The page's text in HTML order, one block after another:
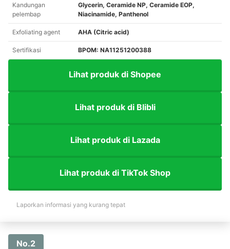
Kandungan
pelembap
Glycerin, Ceramide NP, Ceramide EOP,
Niacinamide, Panthenol
Exfoliating agent AHA (Citric acid)
Sertifikasi BPOM: NA11251200388
Lihat produk di Shopee
Lihat produk di Blibli
Lihat produk di Lazada
Lihat produk di TikTok Shop
Laporkan informasi yang kurang tepat
No.2